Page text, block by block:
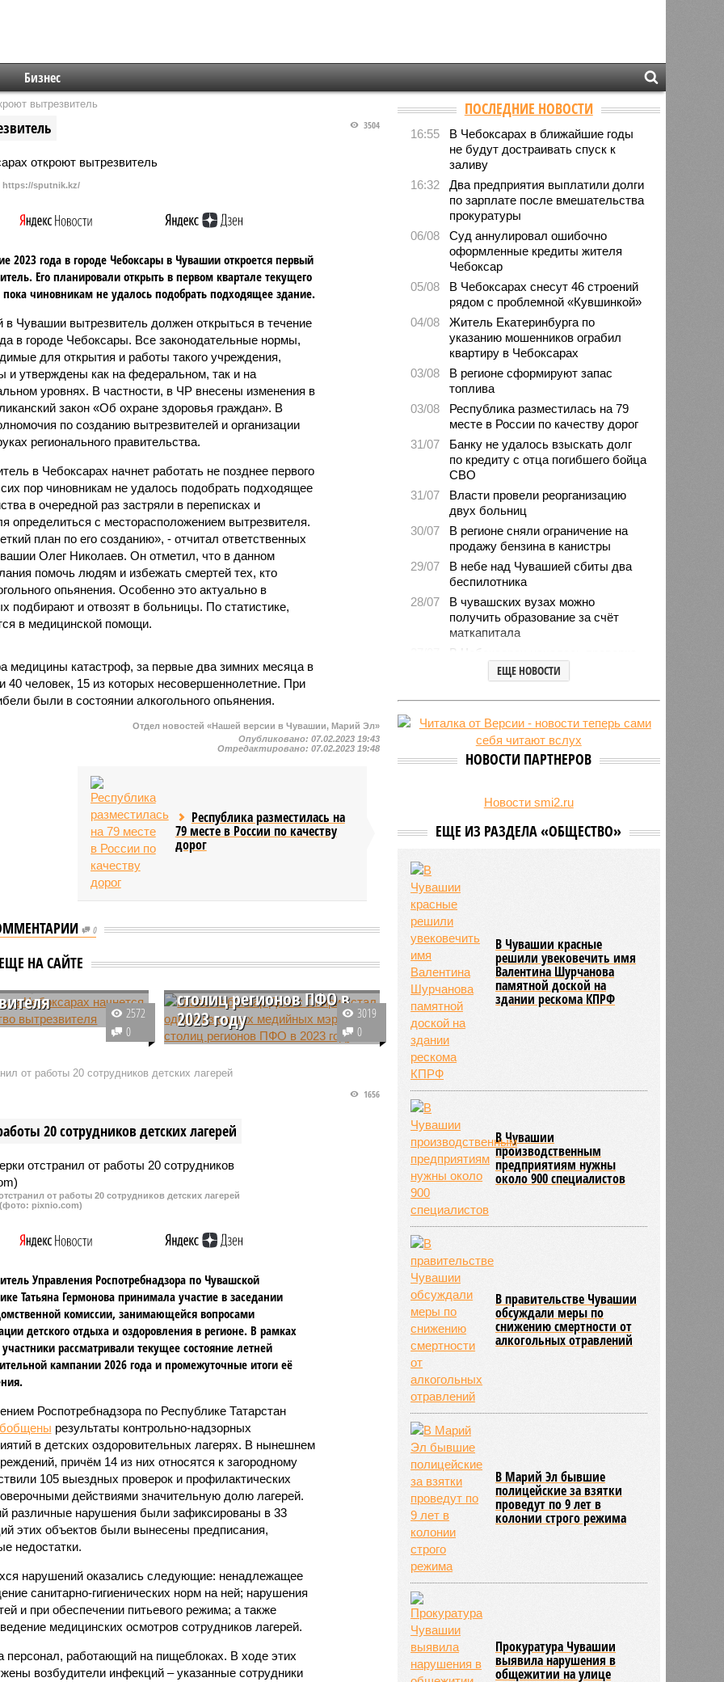
Бизнес
вытрезвитель
3504
https://sputnik.kz/
2023 года в городе Чебоксары в Чувашии откроется первый
Его планировали открыть в первом квартале текущего
пока чиновникам не удалось подобрать подходящее здание.
в Чувашии вытрезвитель должен открыться в течение
в городе Чебоксары. Все законодательные нормы,
для открытия и работы такого учреждения,
и утверждены как на федеральном, так и на
уровнях. В частности, в ЧР внесены изменения в
закон «Об охране здоровья граждан». В
по созданию вытрезвителей и организации
регионального правительства.
в Чебоксарах начнет работать не позднее первого
пор чиновникам не удалось подобрать подходящее
в очередной раз застряли в переписках и
определиться с месторасположением вытрезвителя.
план по его созданию», - отчитал ответственных
Олег Николаев. Он отметил, что в данном
помочь людям и избежать смертей тех, кто
опьянения. Особенно это актуально в
подбирают и отвозят в больницы. По статистике,
в медицинской помощи.
медицины катастроф, за первые два зимних месяца в
человек, 15 из которых несовершеннолетние. При
были в состоянии алкогольного опьянения.
Отдел новостей «Нашей версии в Чувашии, Марий Эл»
Опубликовано:07.02.2023 19:43
Отредактировано:07.02.2023 19:48
Республика разместилась на
79 месте в России по качеству
дорог
0
ЕЩЕ НА САЙТЕ
в Чебоксарах
в городе
в Чувашии начнут
республиканскую
2572
0
Глава Чебоксар Денис
Спирин стал одним из
столиц регионов ПФО в
2023 году
Глава города Чебоксары Денис
медийных мэров столиц
занял третье место.
3019
0
от работы 20 сотрудников детских лагерей
20 сотрудников детских лагерей
1656
от работы 20 сотрудников детских лагерей
(фото: pixnio.com)
Управления Роспотребнадзора по Чувашской
Татьяна Гермонова принимала участие в заседании
комиссии, занимающейся вопросами
детского отдыха и оздоровления в регионе. В рамках
рассматривали текущее состояние летней
кампании 2026 года и промежуточные итоги её
Роспотребнадзора по Республике Татарстан
результаты контрольно-надзорных
в детских оздоровительных лагерях. В нынешнем
причём 14 из них относятся к загородному
105 выездных проверок и профилактических
действиями значительную долю лагерей.
различные нарушения были зафиксированы в 33
этих объектов были вынесены предписания,
недостатки.
нарушений оказались следующие: ненадлежащее
санитарно-гигиенических норм на ней; нарушения
и при обеспечении питьевого режима; а также
медицинских осмотров сотрудников лагерей.
работающий на пищеблоках. В ходе этих
возбудители инфекций – указанные сотрудники
ПОСЛЕДНИЕ НОВОСТИ
16:55
В Чебоксарах в ближайшие годы
не будут достраивать спуск к
заливу
16:32
Два предприятия выплатили долги
по зарплате после вмешательства
прокуратуры
06/08
Суд аннулировал ошибочно
оформленные кредиты жителя
Чебоксар
05/08
В Чебоксарах снесут 46 строений
рядом с проблемной «Кувшинкой»
04/08
Житель Екатеринбурга по
указанию мошенников ограбил
квартиру в Чебоксарах
03/08
В регионе сформируют запас
топлива
03/08
Республика разместилась на 79
месте в России по качеству дорог
31/07
Банку не удалось взыскать долг
по кредиту с отца погибшего бойца
СВО
31/07
Власти провели реорганизацию
двух больниц
30/07
В регионе сняли ограничение на
продажу бензина в канистры
29/07
В небе над Чувашией сбиты два
беспилотника
28/07
В чувашских вузах можно
получить образование за счёт
маткапитала
В Чебоксарах началась проверка
готовности школ и детсадов к
новому учебному году
27/07
Чувашские врачи выходили
младенца массой 745 граммов
Чувашские аграрии начали уборку
урожая
ЕЩЕ НОВОСТИ
НОВОСТИ ПАРТНЕРОВ
Новости smi2.ru
ЕЩЕ ИЗ РАЗДЕЛА «ОБЩЕСТВО»
В Чувашии красные
решили увековечить имя
Валентина Шурчанова
памятной доской на
здании рескома КПРФ
В Чувашии
производственным
предприятиям нужны
около 900 специалистов
В правительстве Чувашии
обсуждали меры по
снижению смертности от
алкогольных отравлений
В Марий Эл бывшие
полицейские за взятки
проведут по 9 лет в
колонии строго режима
Прокуратура Чувашии
выявила нарушения в
общежитии на улице